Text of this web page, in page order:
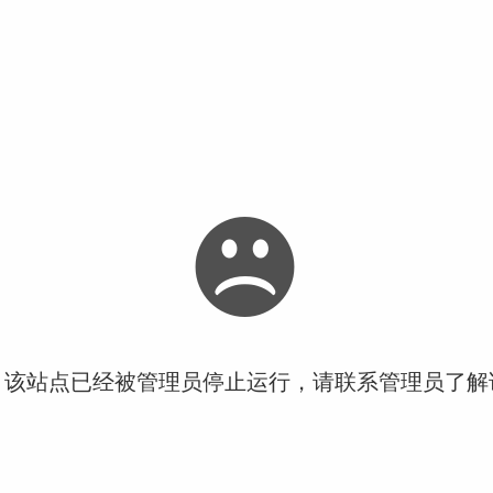
站点已经被管理员停止运行，请联系管理员了